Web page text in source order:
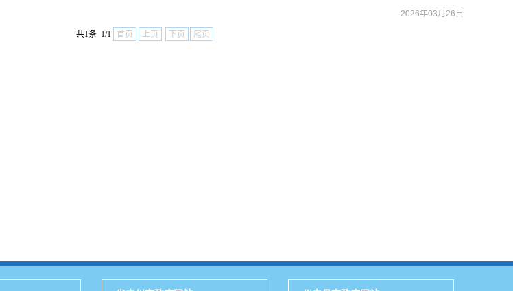
2026年03月26日
共1条 1/1 首页 上页 下页 尾页